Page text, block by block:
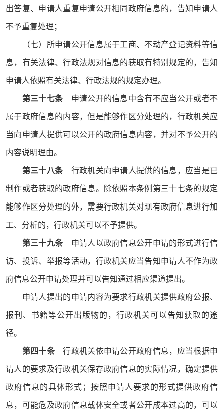
出答复、申请人重复申请公开相同政府信息的，告知申请人
不予重复处理；
（七）所申请公开信息属于工商、不动产登记资料等信
息，有关法律、行政法规对信息的获取有特别规定的，告知
申请人依照有关法律、行政法规的规定办理。
第三十七条申请公开的信息中含有不应当公开或者不
属于政府信息的内容，但是能够作区分处理的，行政机关应
当向申请人提供可以公开的政府信息内容，并对不予公开的
内容说明理由。
第三十八条行政机关向申请人提供的信息，应当是已
制作或者获取的政府信息。除依照本条例第三十七条的规定
能够作区分处理的外，需要行政机关对现有政府信息进行加
工、分析的，行政机关可以不予提供。
第三十九条 申请人以政府信息公开申请的形式进行信
访、投诉、举报等活动，行政机关应当告知申请人不作为政
府信息公开申请处理并可以告知通过相应渠道提出。
申请人提出的申请内容为要求行政机关提供政府公报、
报刊、书籍等公开出版物的，行政机关可以告知获取的途
径。
第四十条行政机关依申请公开政府信息，应当根据申
请人的要求及行政机关保存政府信息的实际情况，确定提供
政府信息的具体形式；按照申请人要求的形式提供政府信
息，可能危及政府信息载体安全或者公开成本过高的，可以